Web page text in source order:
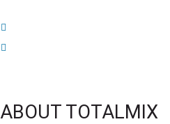
ABOUT TOTALMIX